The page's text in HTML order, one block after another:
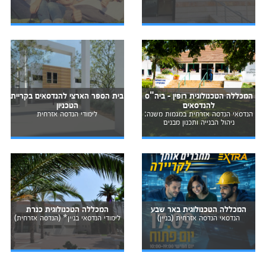
המכללה הטכנולוגית רופין - ביה"ס
להנדסאים
הנדסאי הנדסה אזרחית במגמות משנה:
ניהול הבנייה ותכנון מבנים
בית הספר הארצי להנדסאים בקריית
הטכניון
לימודי הנדסה אזרחית
המכללה הטכנולוגית באר שבע
הנדסאי הנדסה אזרחית (בניין)
המכללה הטכנולוגית כנרת
לימודי הנדסאי בניין* (הנדסה אזרחית)